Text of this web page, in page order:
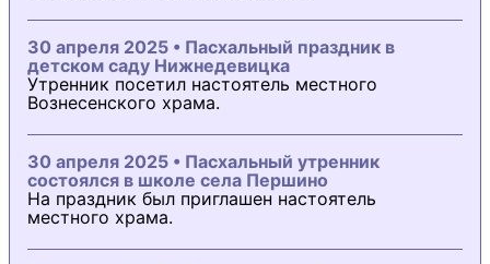
30 апреля 2025 • Пасхальный праздник в
детском саду Нижнедевицка
Утренник посетил настоятель местного
Вознесенского храма.
30 апреля 2025 • Пасхальный утренник
состоялся в школе села Першино
На праздник был приглашен настоятель
местного храма.